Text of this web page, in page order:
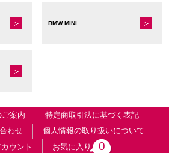
BMW MINI
案内
特定商取引法に基づく表記
わせ
個人情報の取り扱いについて
ウント
お気に入り 0